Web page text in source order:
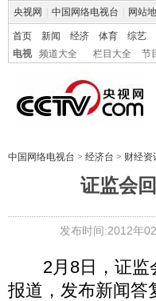
央视网 中国网络电视台 网站
首页 新闻 经济 体育 综艺
电视
频道大全 栏目大全 节
中国网络电视台 > 经济台 > 财经资
证监会
发布时间:2012年
2月8日，证监会
报道，发布新闻答